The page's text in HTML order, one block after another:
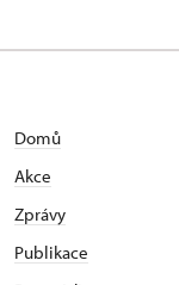
Domů
Akce
Zprávy
Publikace